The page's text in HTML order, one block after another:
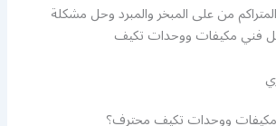
المتراكم من على المبخر والمبرد وحل مشكلة
فني مكيفات ووحدات تكيف